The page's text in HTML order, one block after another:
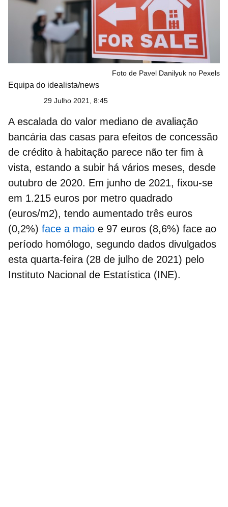
Foto de Pavel Danilyuk no Pexels
Equipa do idealista/news
29 Julho 2021, 8:45
A escalada do valor mediano de avaliação
bancária das casas para efeitos de concessão
de crédito à habitação parece não ter fim à
vista, estando a subir há vários meses, desde
outubro de 2020. Em junho de 2021, fixou-se
em 1.215 euros por metro quadrado
(euros/m2), tendo aumentado três euros
(0,2%) face a maio e 97 euros (8,6%) face ao
período homólogo, segundo dados divulgados
esta quarta-feira (28 de julho de 2021) pelo
Instituto Nacional de Estatística (INE).